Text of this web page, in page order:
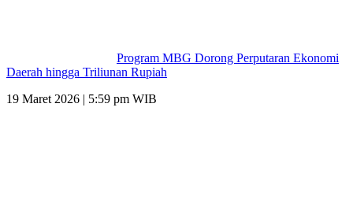
Program MBG Dorong Perputaran Ekonomi
Daerah hingga Triliunan Rupiah
19 Maret 2026 | 5:59 pm WIB